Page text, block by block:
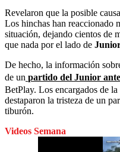
Revelaron que la posible
Los hinchas han reaccionado
situación, dejando cientos de
que nada por el lado de
De hecho, la información
de un partido del Junior
BetPlay. Los encargados de
destaparon la tristeza de un
tiburón.
Videos Semana